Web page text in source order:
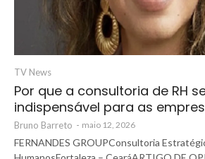
TV News
Por que a consultoria de RH
indispensável para as
Bruno Barreto - maio 12, 2026
FERNANDES GROUPConsultoria